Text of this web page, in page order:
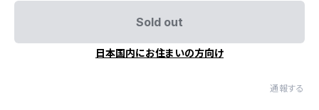
Sold out
日本国内にお住まいの方向け
通報する